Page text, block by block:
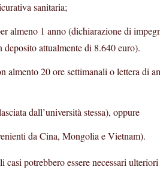
sanitaria;
almeno 1 anno (dichiarazione di
attualmente di 8.640 euro).
almento 20 ore settimanali o lettera di
dall’università stessa), oppure
da Cina, Mongolia e Vietnam).
potrebbero essere necessari